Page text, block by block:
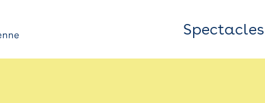
Top
Bar
Spectacles